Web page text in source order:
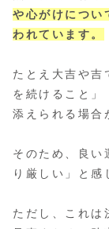
や心がけについ
われています。
たとえ大吉や吉
を続けること」
添えられる場合
そのため、良い
り厳しい」と感
ただし、これは